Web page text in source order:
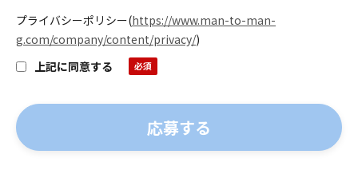
プライバシーポリシー(https://www.man-to-man-
g.com/company/content/privacy/)
上記に同意する